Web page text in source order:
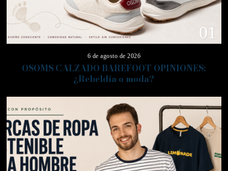
01
6 de agosto de 2026
OSOMS CALZADO BAREFOOT OPINIONES:
¿Rebeldía o moda?